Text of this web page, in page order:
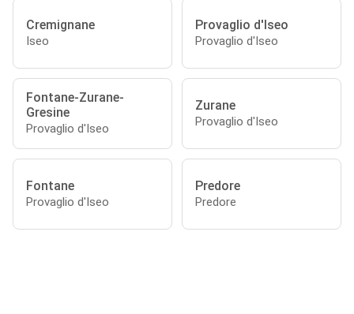
Cremignane
Iseo
Provaglio d'Iseo
Provaglio d'Iseo
Fontane-Zurane-
Gresine
Provaglio d'Iseo
Zurane
Provaglio d'Iseo
Fontane
Provaglio d'Iseo
Predore
Predore